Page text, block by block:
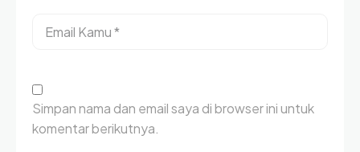
Simpan nama dan email saya di browser ini untuk
komentar berikutnya.